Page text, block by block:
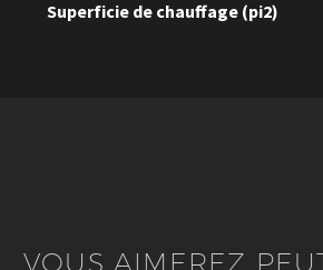
Superficie de chauffage (pi2)
VOUS AIMEREZ